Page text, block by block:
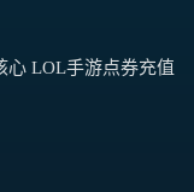
心 LOL手游点券充值